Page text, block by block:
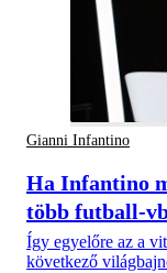
Gianni Infantino
Ha Infantino
több futball-
Így egyelőre az a
következő